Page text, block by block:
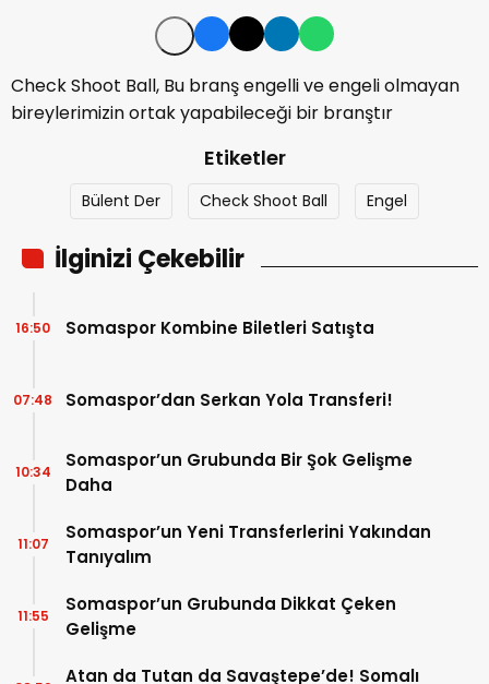
Check Shoot Ball, Bu branş engelli ve engeli olmayan
bireylerimizin ortak yapabileceği bir branştır
Etiketler
Bülent Der Check Shoot Ball Engel
İlginizi Çekebilir
Somaspor Kombine Biletleri Satışta
16:50
Somaspor’dan Serkan Yola Transferi!
07:48
Somaspor’un Grubunda Bir Şok Gelişme
Daha
10:34
Somaspor’un Yeni Transferlerini Yakından
Tanıyalım
11:07
Somaspor’un Grubunda Dikkat Çeken
Gelişme
11:55
Atan da Tutan da Savaştepe’de! Somalı